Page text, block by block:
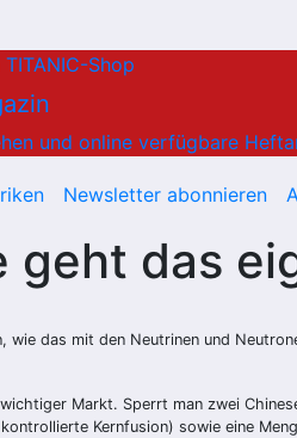
Shop
und online verfügbare
Newsletter abonnieren
geht das
das mit den Neutrinen und
Markt. Sperrt man zwei
Kernfusion) sowie eine